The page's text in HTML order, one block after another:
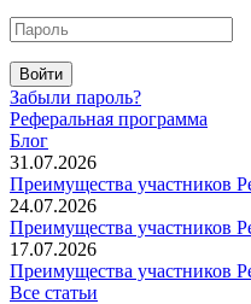
Войти
Забыли пароль?
Реферальная программа
Блог
31.07.2026
Преимущества участников
24.07.2026
Преимущества участников
17.07.2026
Преимущества участников
Все статьи